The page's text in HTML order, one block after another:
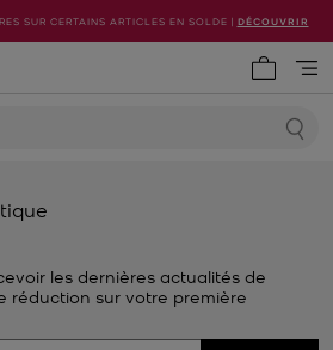
SUR CERTAINS ARTICLES EN SOLDE | DÉCOUVRIR
les dernières actualités de
réduction sur votre première